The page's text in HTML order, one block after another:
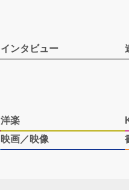
インタビュー
洋楽
映画／映像